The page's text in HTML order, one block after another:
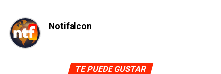
Notifalcon
TE PUEDE GUSTAR